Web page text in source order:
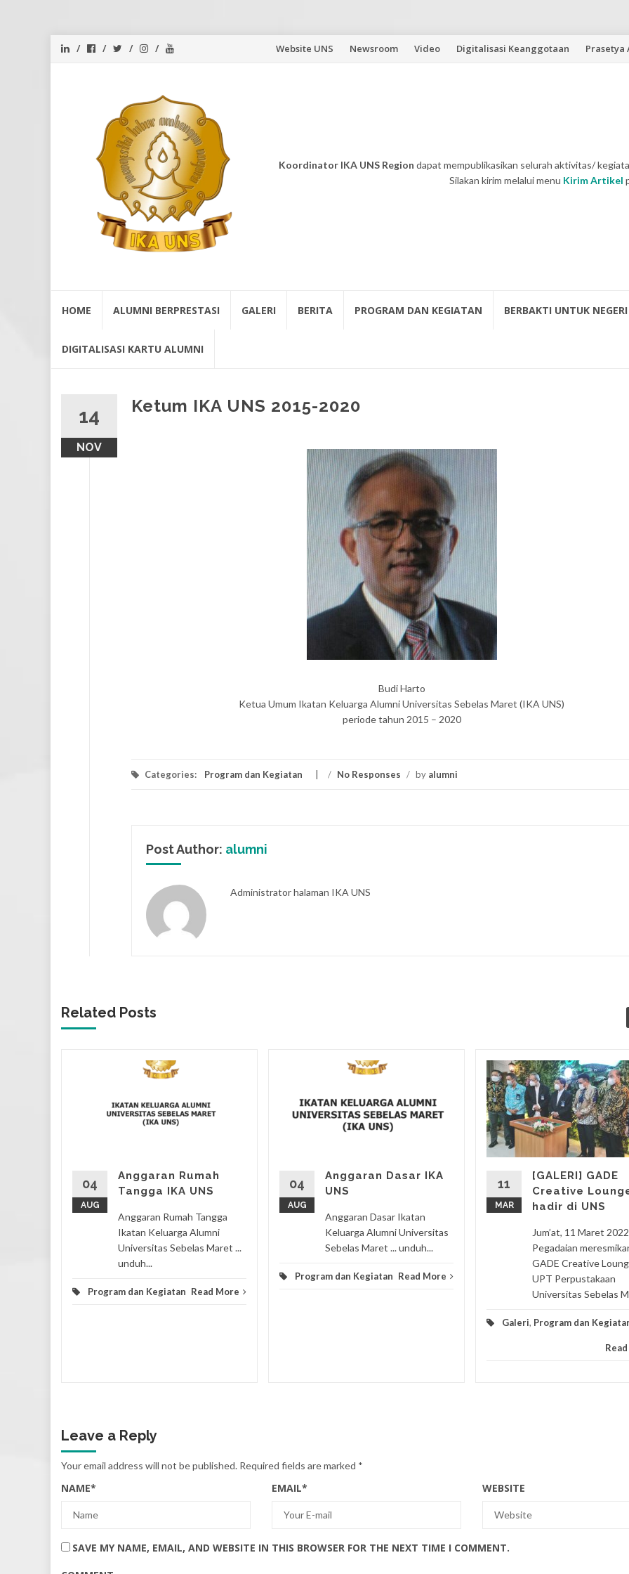
Skip
Website UNS Newsroom Video Digitalisasi Keanggotaan Prasetya
Koordinator IKA UNS Region dapat mempublikasikan selurah aktivitas/
Silakan kirim melalui menu Kirim Artikel
HOME ALUMNI BERPRESTASI GALERI BERITA PROGRAM DAN KEGIATAN BERBAKTI UNTUK NEGERI
DIGITALISASI KARTU ALUMNI
14
NOV
Ketum IKA UNS 2015-2020
Budi Harto
Ketua Umum Ikatan Keluarga Alumni Universitas Sebelas Maret (IKA UNS)
periode tahun 2015 – 2020
Categories: Program dan Kegiatan / No Responses / by alumni
Post Author: alumni
Administrator halaman IKA UNS
Related Posts
04
AUG
Anggaran Rumah
Tangga IKA UNS
Anggaran Rumah Tangga
Ikatan Keluarga Alumni
Universitas Sebelas Maret ...
unduh...
Program dan Kegiatan Read More
04
AUG
Anggaran Dasar IKA
UNS
Anggaran Dasar Ikatan
Keluarga Alumni Universitas
Sebelas Maret ... unduh...
Program dan Kegiatan Read More
11
MAR
[GALERI] GADE
Creative
hadir di UNS
Jum’at, 11 Maret
Pegadaian
GADE Creative
UPT Perpustakaan
Universitas Sebelas
Galeri, Program dan
Leave a Reply
Your email address will not be published. Required fields are marked *
NAME* EMAIL* WEBSITE
SAVE MY NAME, EMAIL, AND WEBSITE IN THIS BROWSER FOR THE NEXT TIME I COMMENT.